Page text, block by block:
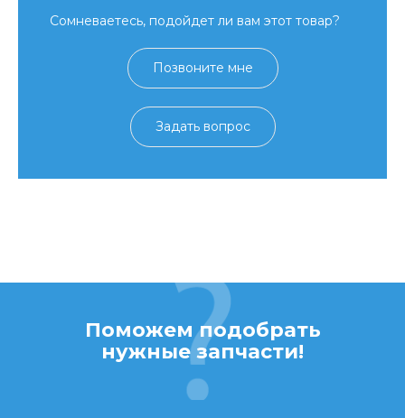
Сомневаетесь, подойдет ли вам этот товар?
Позвоните мне
Задать вопрос
Поможем подобрать
нужные запчасти!